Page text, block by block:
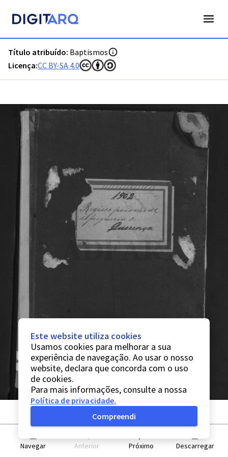
Título atribuído: Baptismos
Licença:CC BY-SA 4.0
Navegar Anterior Próximo Descarregar
Este website utiliza cookies
Usamos cookies para melhorar a sua
experiência de navegação. Ao usar o nosso
website, declara que concorda com o uso
de cookies.
Para mais informações, consulte a nossa
Política de privacidade.
Compreendi